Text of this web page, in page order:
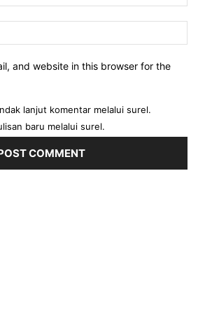
and website in this browser for the
lanjut komentar melalui surel.
baru melalui surel.